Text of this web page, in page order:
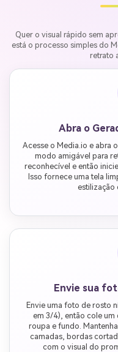
Quer o visual rápido sem
está o processo simples do
retrato
Abra o
Acesse o Media.io e abra
modo amigável para
reconhecível e então
Isso fornece uma tela
estilização
Envie sua
Envie uma foto de rosto
em 3/4), então cole um
roupa e fundo.
camadas, bordas
com o visual do